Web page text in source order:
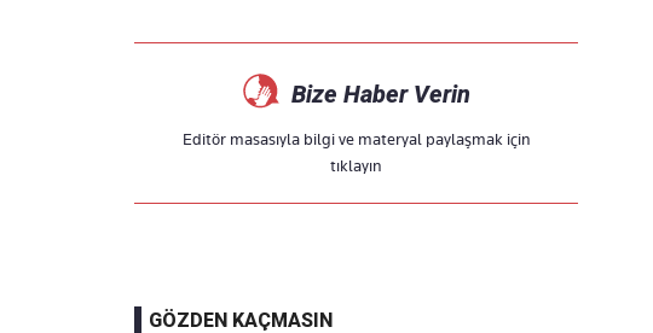
Bize Haber Verin
Editör masasıyla bilgi ve materyal paylaşmak için
tıklayın
GÖZDEN KAÇMASIN